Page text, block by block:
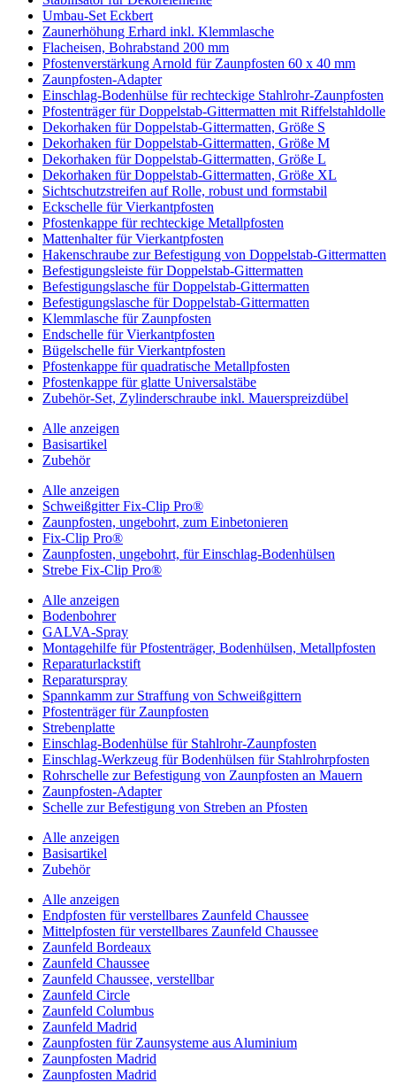
Umbau-Set Eckbert
Zaunerhöhung Erhard inkl. Klemmlasche
Flacheisen, Bohrabstand 200 mm
Pfostenverstärkung Arnold für Zaunpfosten 60 x 40 mm
Zaunpfosten-Adapter
Einschlag-Bodenhülse für rechteckige Stahlrohr-Zaunpfosten
Pfostenträger für Doppelstab-Gittermatten mit Riffelstahldolle
Dekorhaken für Doppelstab-Gittermatten, Größe S
Dekorhaken für Doppelstab-Gittermatten, Größe M
Dekorhaken für Doppelstab-Gittermatten, Größe L
Dekorhaken für Doppelstab-Gittermatten, Größe XL
Sichtschutzstreifen auf Rolle, robust und formstabil
Eckschelle für Vierkantpfosten
Pfostenkappe für rechteckige Metallpfosten
Mattenhalter für Vierkantpfosten
Hakenschraube zur Befestigung von Doppelstab-Gittermatten
Befestigungsleiste für Doppelstab-Gittermatten
Befestigungslasche für Doppelstab-Gittermatten
Befestigungslasche für Doppelstab-Gittermatten
Klemmlasche für Zaunpfosten
Endschelle für Vierkantpfosten
Bügelschelle für Vierkantpfosten
Pfostenkappe für quadratische Metallpfosten
Pfostenkappe für glatte Universalstäbe
Zubehör-Set, Zylinderschraube inkl. Mauerspreizdübel
Alle anzeigen
Basisartikel
Zubehör
Alle anzeigen
Schweißgitter Fix-Clip Pro®
Zaunpfosten, ungebohrt, zum Einbetonieren
Fix-Clip Pro®
Zaunpfosten, ungebohrt, für Einschlag-Bodenhülsen
Strebe Fix-Clip Pro®
Alle anzeigen
Bodenbohrer
GALVA-Spray
Montagehilfe für Pfostenträger, Bodenhülsen, Metallpfosten
Reparaturlackstift
Reparaturspray
Spannkamm zur Straffung von Schweißgittern
Pfostenträger für Zaunpfosten
Strebenplatte
Einschlag-Bodenhülse für Stahlrohr-Zaunpfosten
Einschlag-Werkzeug für Bodenhülsen für Stahlrohrpfosten
Rohrschelle zur Befestigung von Zaunpfosten an Mauern
Zaunpfosten-Adapter
Schelle zur Befestigung von Streben an Pfosten
Alle anzeigen
Basisartikel
Zubehör
Alle anzeigen
Endpfosten für verstellbares Zaunfeld Chaussee
Mittelpfosten für verstellbares Zaunfeld Chaussee
Zaunfeld Bordeaux
Zaunfeld Chaussee
Zaunfeld Chaussee, verstellbar
Zaunfeld Circle
Zaunfeld Columbus
Zaunfeld Madrid
Zaunpfosten für Zaunsysteme aus Aluminium
Zaunpfosten Madrid
Zaunpfosten Madrid